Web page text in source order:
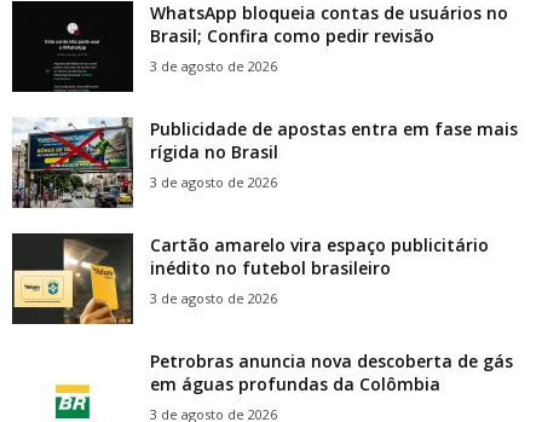
WhatsApp bloqueia contas de usuários no
Brasil; Confira como pedir revisão
3 de agosto de 2026
Publicidade de apostas entra em fase mais
rígida no Brasil
3 de agosto de 2026
Cartão amarelo vira espaço publicitário
inédito no futebol brasileiro
3 de agosto de 2026
Petrobras anuncia nova descoberta de gás
em águas profundas da Colômbia
3 de agosto de 2026